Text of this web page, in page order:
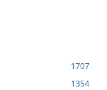
1707
1354